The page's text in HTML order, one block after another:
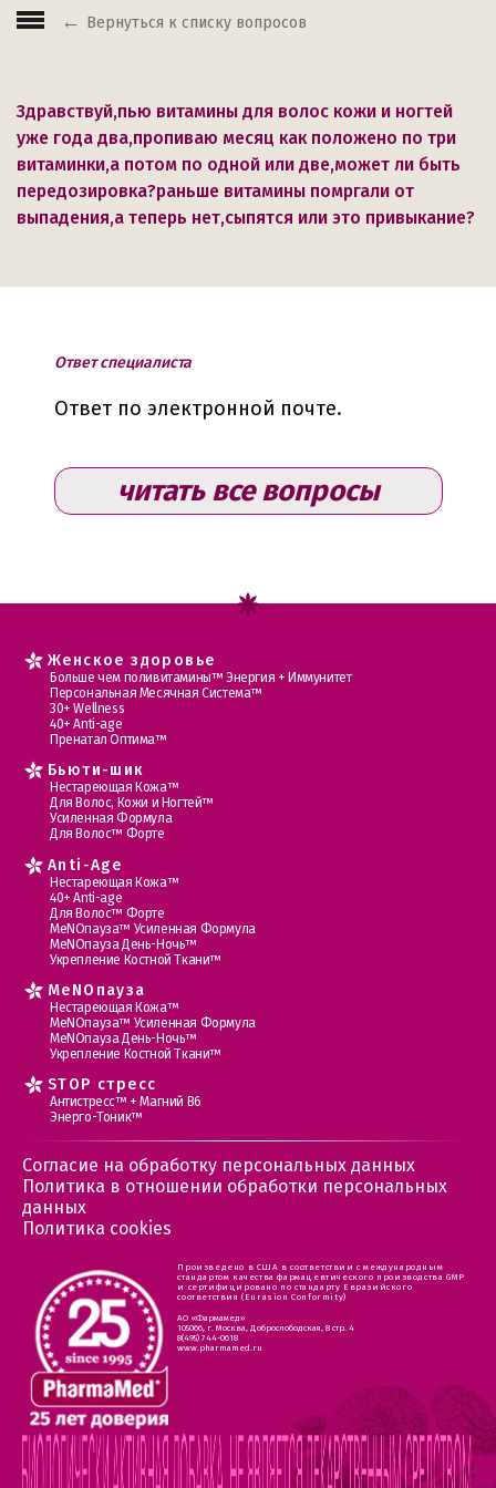
Вернуться к списку вопросов
Здравствуй,пью витамины для волос кожи и ногтей
уже года два,пропиваю месяц как положено по три
витаминки,а потом по одной или две,может ли быть
передозировка?раньше витамины помргали от
выпадения,а теперь нет,сыпятся или это привыкание?
Ответ специалиста
Ответ по электронной почте.
читать все вопросы
Женское здоровье
Больше чем поливитамины™ Энергия + Иммунитет
Персональная Месячная Система™
30+ Wellness
40+ Anti-age
Пренатал Оптима™
Бьюти-шик
Нестареющая Кожа™
Для Волос, Кожи и Ногтей™
Усиленная Формула
Для Волос™ Форте
Anti-Age
Нестареющая Кожа™
40+ Anti-age
Для Волос™ Форте
МеNOпауза™ Усиленная Формула
МеNOпауза День-Ночь™
Укрепление Костной Ткани™
MеNOпауза
Нестареющая Кожа™
МеNOпауза™ Усиленная Формула
МеNOпауза День-Ночь™
Укрепление Костной Ткани™
STOP стресс
Антистресс™ + Магний В6
Энерго-Тоник™
Согласие на обработку персональных данных
Политика в отношении обработки персональных
данных
Политика cookies
Произведено в США в соответствии с международным
стандартом качества фармацевтического производства GMP
и сертифицировано по стандарту Евразийского
соответствия (Eurasion Conformity)
АО «Фармамед»
105066, г. Москва, Доброслободская, 8 стр. 4
8(495) 744-0618
www.pharmamed.ru